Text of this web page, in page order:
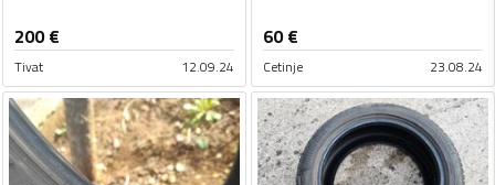
200€
Tivat 12.09.24
60€
Cetinje 23.08.24